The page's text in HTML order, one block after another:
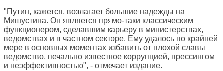
"Путин, кажется, возлагает большие надежды на
Мишустина. Он является прямо-таки классическим
функционером, сделавшим карьеру в министерствах,
ведомствах и в частном секторе. Ему удалось по крайней
мере в основных моментах избавить от плохой славы
ведомство, печально известное коррупцией, прессингом
и неэффективностью", - отмечает издание.